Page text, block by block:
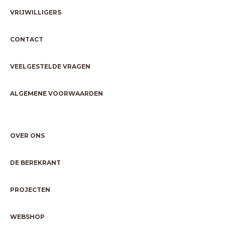
VRIJWILLIGERS
CONTACT
VEELGESTELDE VRAGEN
ALGEMENE VOORWAARDEN
OVER ONS
DE BEREKRANT
PROJECTEN
WEBSHOP